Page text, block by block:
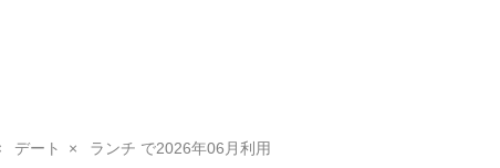
デート ランチ 2026年06月